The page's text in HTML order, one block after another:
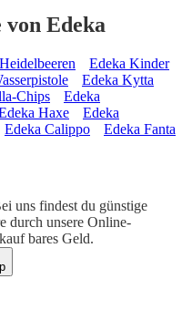
Edeka
Edeka Kinder
Edeka Kytta
Chips
Edeka
Haxe
Edeka
Edeka Calippo Edeka Fanta
uns findest du günstige
durch unsere Online-
bares Geld.